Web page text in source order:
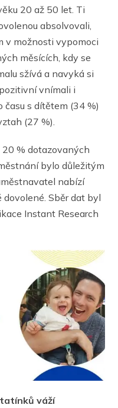
20 až 50 let. Ti
absolvovali,
v možnosti vypomoci
měsících, kdy se
sžívá a navyká si
vnímali i
s dítětem (34 %)
(27 %).
20 % dotazovaných
bylo důležitým
nabízí
Sběr dat byl
Instant Research
tatínků váží